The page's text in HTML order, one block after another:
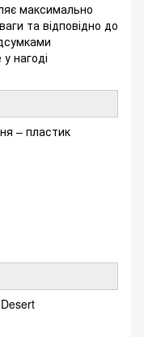
максимально
та відповідно до
нагоді
– пластик